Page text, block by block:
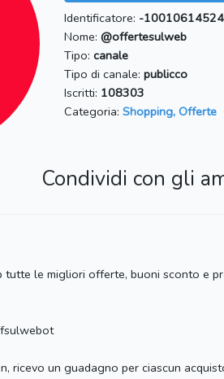
Identificatore: -
Nome: @offertesulweb
Tipo: canale
Tipo di canale: publicco
Iscritti: 108303
Categoria: Shopping, Offerte
Condividi con gli
tutte le migliori offerte, buoni sconto e
ricevo un guadagno per ciascun